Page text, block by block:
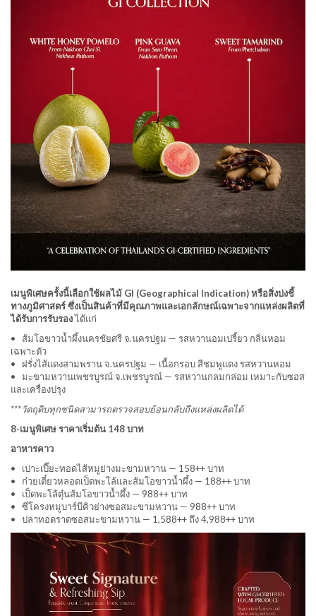
เมนูพิเศษครั้งนี้เลือกใช้ผลไม้ GI (Geographical Indication) หรือสิ่งบ่งชี้
ทางภูมิศาสตร์ ซึ่งเป็นสินค้าที่มีคุณภาพและเอกลักษณ์เฉพาะจากแหล่งผลิตที่
ได้รับการรับรองได้แก่
• ส้มโอขาวน้ำผึ้งนครชัยศรี จ.นครปฐม — รสหวานอมเปรี้ยว กลิ่นหอม
เฉพาะตัว
• ฝรั่งไส้แดงสามพราน จ.นครปฐม — เนื้อกรอบ สีชมพูแดง รสหวานหอม
• มะขามหวานเพชรบูรณ์ จ.เพชรบูรณ์ — รสหวานกลมกล่อม เหมาะกับซอส
และเครื่องปรุง
***วัตถุดิบทุกชนิดสามารถตรวจสอบย้อนกลับถึงแหล่งผลิตได้
8-เมนูพิเศษ ราคาเริ่มต้น 148 บาท
อาหารคาว
• เปาะเปี๊ยะทอดไส้หมูย่างมะขามหวาน — 158++ บาท
• ก๋วยเตี๋ยวหลอดเป็ดพะโล้และส้มโอขาวน้ำผึ้ง — 188++ บาท
• เป็ดพะโล้ตุ๋นส้มโอขาวน้ำผึ้ง — 988++ บาท
• ซี่โครงหมูบาร์บีคิวย่างซอสมะขามหวาน — 988++ บาท
• ปลาทอดราดซอสมะขามหวาน — 1,588++ ถึง 4,988++ บาท